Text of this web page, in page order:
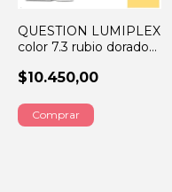
QUESTION LUMIPLEX
color 7.3 rubio dorado
$10.450,00